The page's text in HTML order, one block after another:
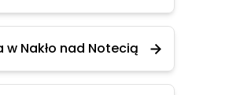
w Nakło nad Notecią